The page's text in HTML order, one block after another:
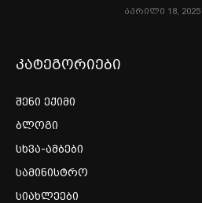
აპრილი 18, 2025
კატეგორიები
შენი ექიმი
ბლოგი
სხვა-ამბები
სამინისტრო
სიახლეები